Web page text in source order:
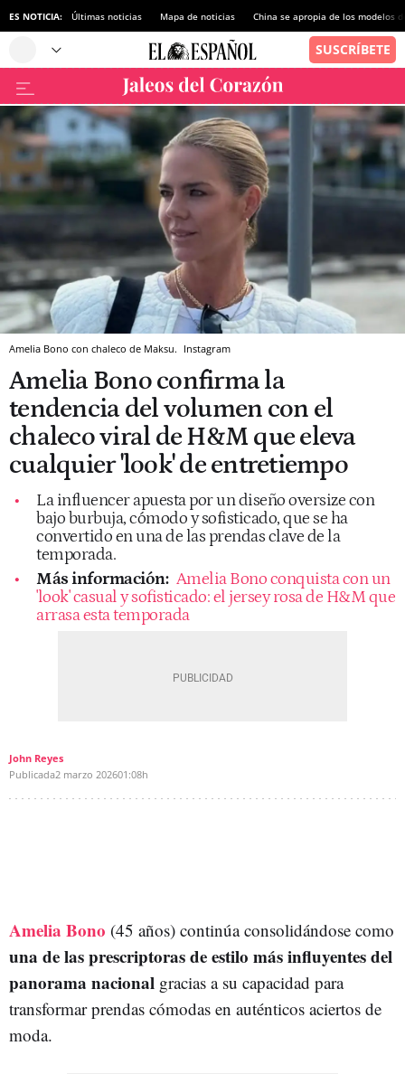
ES NOTICIA: Últimas noticias Mapa de noticias China se apropia de los modelos
Amelia Bono con chaleco de Maksu. Instagram
Amelia Bono confirma la
tendencia del volumen con el
chaleco viral de H&M que eleva
cualquier 'look' de entretiempo
La influencer apuesta por un diseño oversize con
bajo burbuja, cómodo y sofisticado, que se ha
convertido en una de las prendas clave de la
temporada.
Más información: Amelia Bono conquista con un
'look' casual y sofisticado: el jersey rosa de H&M que
arrasa esta temporada
John Reyes
Publicada2 marzo 202601:08h
Amelia Bono (45 años) continúa consolidándose como
una de las prescriptoras de estilo más influyentes del
panorama nacional gracias a su capacidad para
transformar prendas cómodas en auténticos aciertos de
moda.